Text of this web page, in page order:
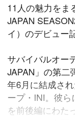
11人の魅力をま
JAPAN
イ）のデビュー
サバイバルオー
JAPAN」の第二
年6月に結成さ
ープ・INI。彼
を前後編にわた
さまざまな企